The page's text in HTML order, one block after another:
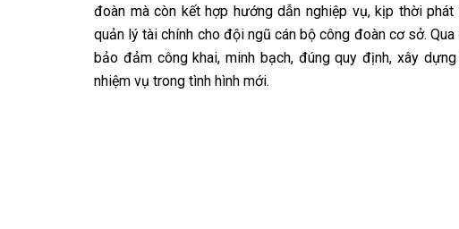
đoàn mà còn kết hợp hướng dẫn nghiệp vụ, kịp thời
quản lý tài chính cho đội ngũ cán bộ công đoàn cơ sở.
bảo đảm công khai, minh bạch, đúng quy định, xây
nhiệm vụ trong tình hình mới.